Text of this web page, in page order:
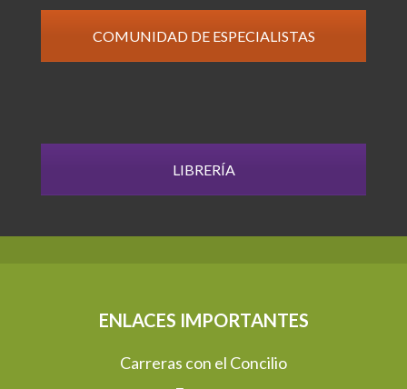
COMUNIDAD DE ESPECIALISTAS
LIBRERÍA
ENLACES IMPORTANTES
Carreras con el Concilio